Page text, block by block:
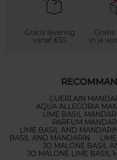
Gratis levering
vanaf €55
in je
GUERLAIN
AQUA ALLEGORIA
LIME BASIL
PARFUM
LIME BASIL AND
BASIL AND MANDARIN
JO MALONE BASIL
JO MALONE LIME BASIL